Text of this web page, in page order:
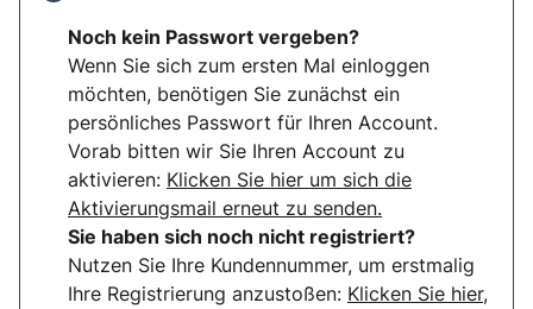
Noch kein Passwort vergeben?
Wenn Sie sich zum ersten Mal einloggen
möchten, benötigen Sie zunächst ein
persönliches Passwort für Ihren Account.
Vorab bitten wir Sie Ihren Account zu
aktivieren: Klicken Sie hier um sich die
Aktivierungsmail erneut zu senden.
Sie haben sich noch nicht registriert?
Nutzen Sie Ihre Kundennummer, um erstmalig
Ihre Registrierung anzustoßen: Klicken Sie hier,